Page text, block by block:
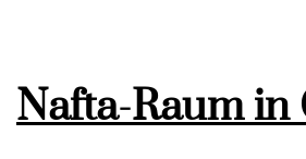
Nafta-Raum in